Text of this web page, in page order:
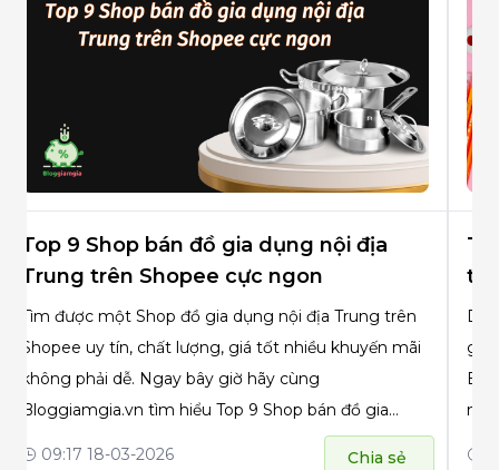
Top 9 Shop bán đồ gia dụng nội địa
Trung trên Shopee cực ngon
Tìm được một Shop đồ gia dụng nội địa Trung trên
Shopee uy tín, chất lượng, giá tốt nhiều khuyến mãi
không phải dễ. Ngay bây giờ hãy cùng
Bloggiamgia.vn tìm hiểu Top 9 Shop bán đồ gia
dụng nội địa Trung trên Shopee tốt nhất nhé!
09:17 18-03-2026 Chia sẻ
giá
nào!